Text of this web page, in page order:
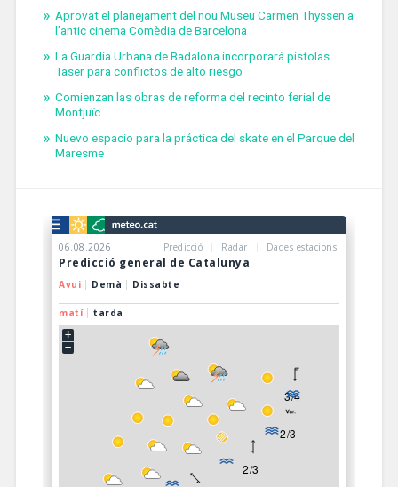
Aprovat el planejament del nou Museu Carmen Thyssen a
l’antic cinema Comèdia de Barcelona
La Guardia Urbana de Badalona incorporará pistolas
Taser para conflictos de alto riesgo
Comienzan las obras de reforma del recinto ferial de
Montjuïc
Nuevo espacio para la práctica del skate en el Parque del
Maresme